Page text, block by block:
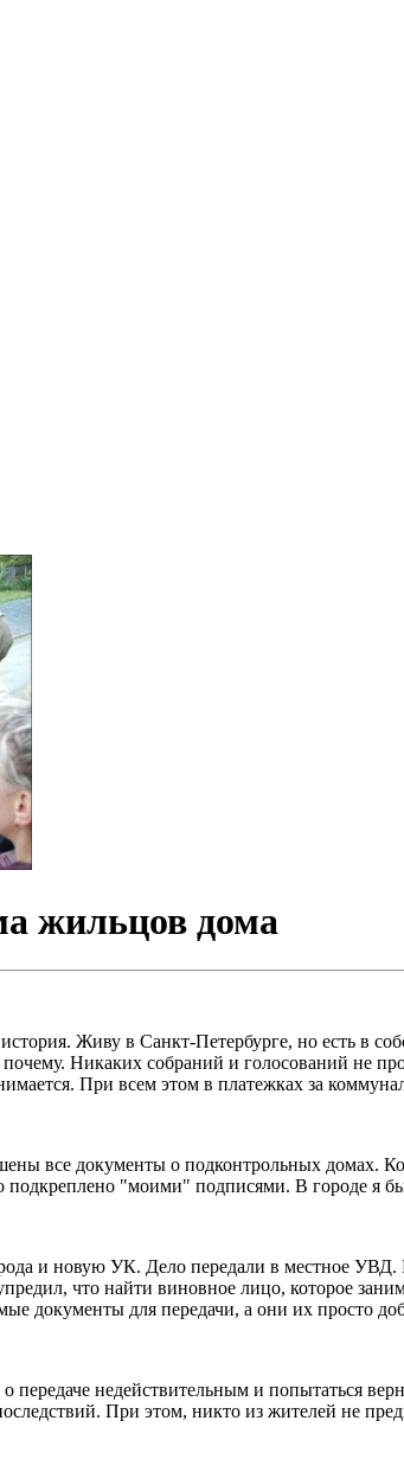
жильцов дома
Живу в Санкт-Петербурге, но есть в
Никаких собраний и голосований не
При всем этом в платежках за
все документы о подконтрольных домах.
"моими" подписями. В городе я
и новую УК. Дело передали в местное
что найти виновное лицо, которое
документы для передачи, а они их просто
передаче недействительным и попытаться
При этом, никто из жителей не